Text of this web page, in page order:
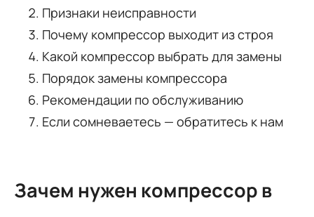
Признаки неисправности
Почему компрессор выходит из строя
Какой компрессор выбрать для замены
Порядок замены компрессора
Рекомендации по обслуживанию
Если сомневаетесь — обратитесь к нам
Зачем нужен компрессор в